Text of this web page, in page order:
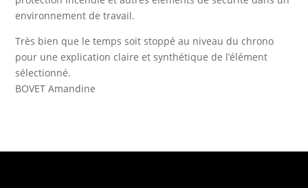
environnement de travail.
Très bien que le temps soit stoppé au niveau du chrono
pour une explication claire et synthétique de l’élément
sélectionné.
BOVET Amandine